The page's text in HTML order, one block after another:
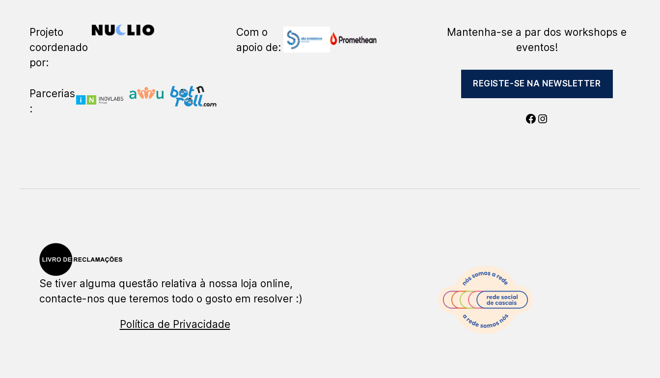
Projeto
coordenado
por:
Parcerias
:
Com o
apoio de:
Mantenha-se a par dos workshops e
eventos!
REGISTE-SE NA NEWSLETTER
Facebook
Instagram
Se tiver alguma questão relativa à nossa loja online,
contacte-nos que teremos todo o gosto em resolver :)
Política de Privacidade